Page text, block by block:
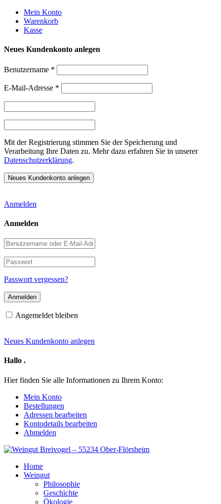
Weiter
zum
Inhalt
Mein Konto
Warenkorb
Kasse
Neues Kundenkonto anlegen
Benutzername *
E-Mail-Adresse *
Mit der Registrierung stimmen Sie der Speicherung und
Verarbeitung Ihre Daten zu. Mehr dazu erfahren Sie in unserer
Datenschutzerklärung.
Anmelden
Anmelden
Benutzername
oder
E-
Mail-
Adresse
Passwort
Passwort vergessen?
Angemeldet bleiben
Neues Kundenkonto anlegen
Hallo .
Hier finden Sie alle Informationen zu Ihrem Konto:
Mein Konto
Bestellungen
Adressen bearbeiten
Kontodetails bearbeiten
Abmelden
Home
Weingut
Philosophie
Geschichte
Ökologie